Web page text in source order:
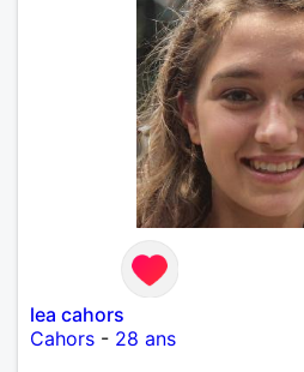
lea cahors
Cahors - 28 ans